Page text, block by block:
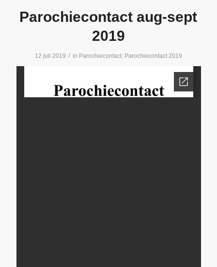
Parochiecontact aug-sept
2019
12 juli 2019 / in Parochiecontact, Parochiecontact 2019